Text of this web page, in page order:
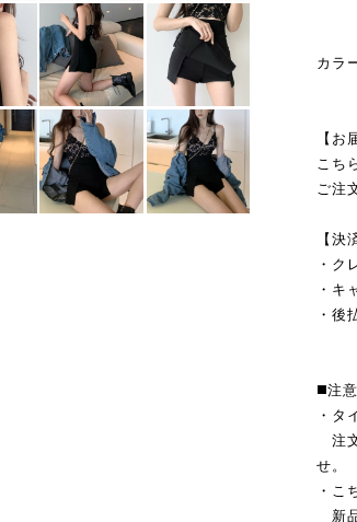
カラ
【お
こち
ご注
【決
・ク
・キ
・後
◼️注
・タ
注
せ。
・こ
新